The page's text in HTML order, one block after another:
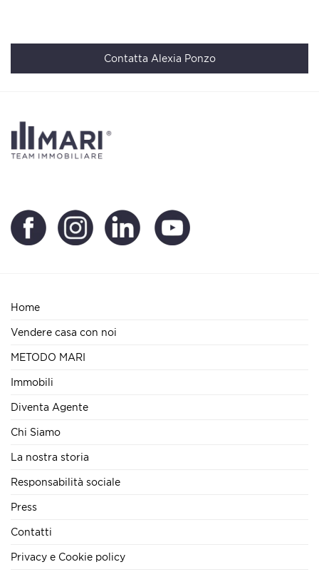
Contatta Alexia Ponzo
Home
Vendere casa con noi
METODO MARI
Immobili
Diventa Agente
Chi Siamo
La nostra storia
Responsabilità sociale
Press
Contatti
Privacy e Cookie policy